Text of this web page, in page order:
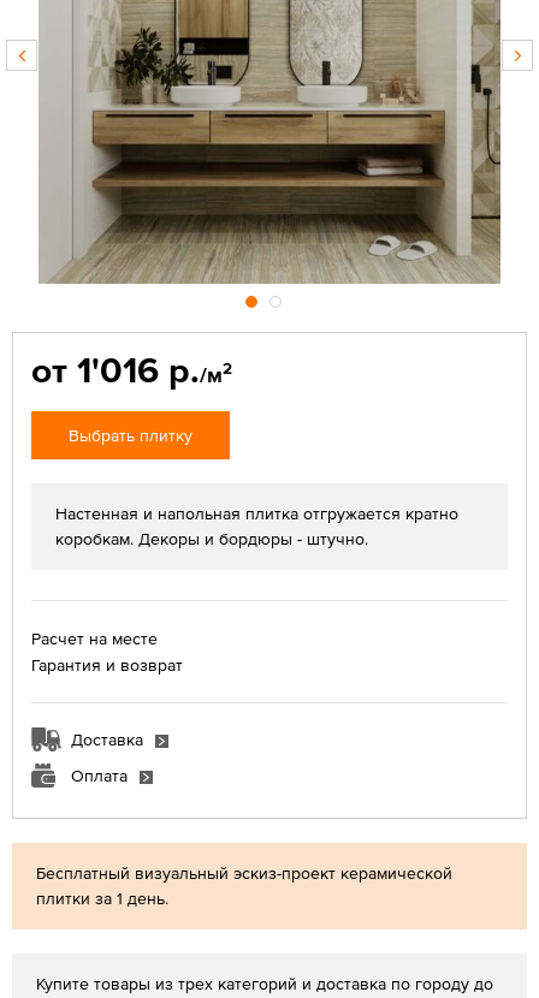
Бесплатный визуальный эскиз-проект керамической
плитки за 1 день.
Купите товары из трех категорий и доставка по городу до
от 1'016 р./м2
Выбрать плитку
Настенная и напольная плитка отгружается кратно
коробкам. Декоры и бордюры - штучно.
Расчет на месте
Гарантия и возврат
Доставка
Оплата